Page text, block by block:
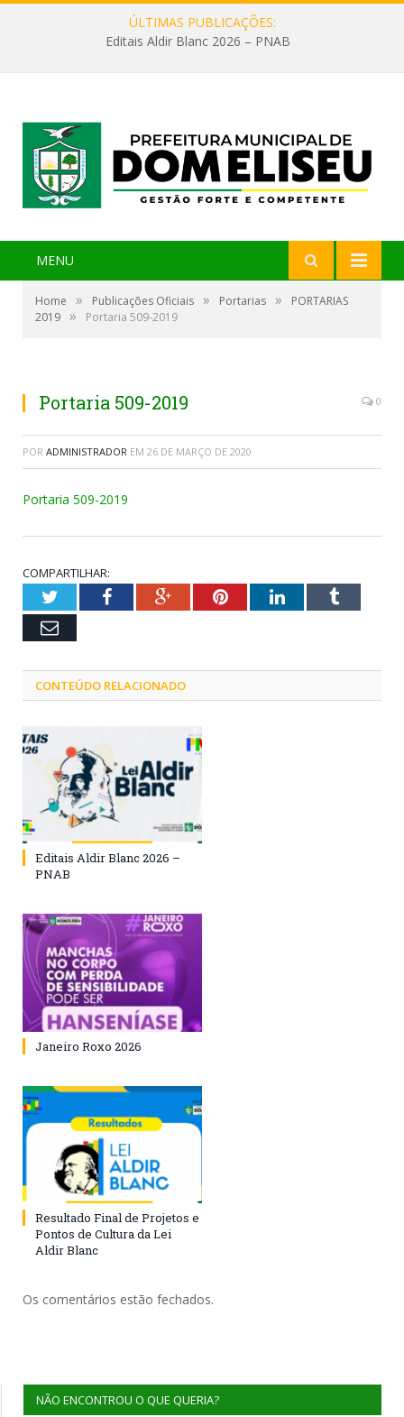
ÚLTIMAS PUBLICAÇÕES:
Editais Aldir Blanc 2026 – PNAB
MENU
Home » Publicações Oficiais » Portarias »
PORTARIAS
2019 » Portaria 509-2019
Portaria 509-2019 0
POR ADMINISTRADOR EM 26 DE MARÇO DE 2020
Portaria 509-2019
COMPARTILHAR:
TwitterFacebookGoogle+PinterestLinkedInTumblr
Email
CONTEÚDO RELACIONADO
Editais Aldir Blanc 2026 –
PNAB
Janeiro Roxo 2026
Resultado Final de Projetos e
Pontos de Cultura da Lei
Aldir Blanc
Os comentários estão fechados.
NÃO ENCONTROU O QUE QUERIA?